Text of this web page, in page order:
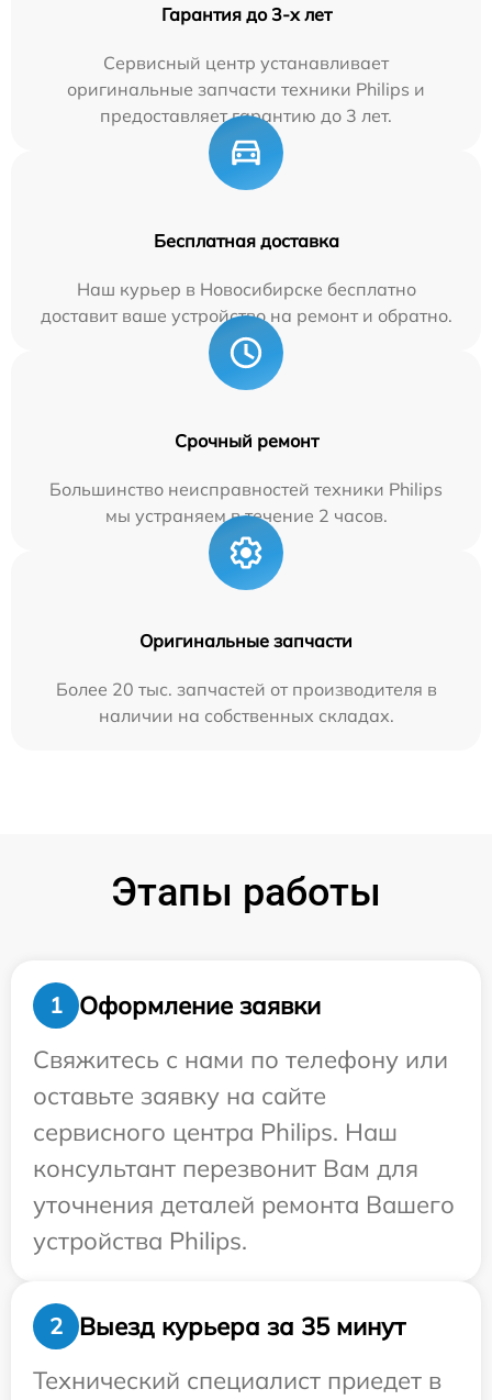
Гарантия до 3-х лет
Сервисный центр устанавливает
оригинальные запчасти техники Philips и
предоставляет гарантию до 3 лет.
Бесплатная доставка
Наш курьер в Новосибирске бесплатно
доставит ваше устройство на ремонт и обратно.
Срочный ремонт
Большинство неисправностей техники Philips
мы устраняем в течение 2 часов.
Оригинальные запчасти
Более 20 тыс. запчастей от производителя в
наличии на собственных складах.
Этапы работы
1
Оформление заявки
Свяжитесь с нами по телефону или
оставьте заявку на сайте
сервисного центра Philips. Наш
консультант перезвонит Вам для
уточнения деталей ремонта Вашего
устройства Philips.
2
Выезд курьера за 35 минут
Технический специалист приедет в